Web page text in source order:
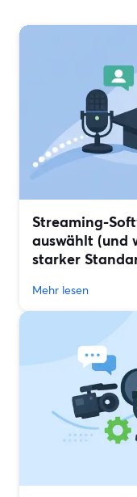
Streaming-
auswählt (und
starker
Mehr lesen